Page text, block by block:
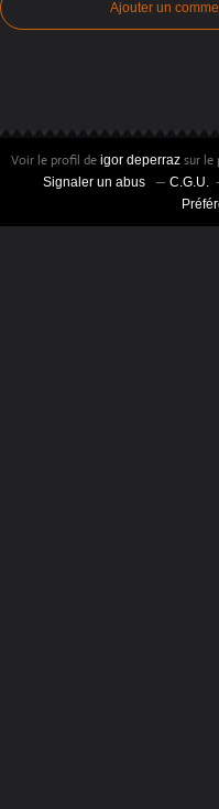
Ajouter un
Voir le profil de igor deperraz sur le
Signaler un abus
C.G.U.